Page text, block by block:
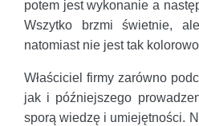
potem jest wykonanie a
Wszytko brzmi świetnie,
natomiast nie jest tak
Właściciel firmy zarówno
jak i późniejszego
sporą wiedzę i umiejętności.